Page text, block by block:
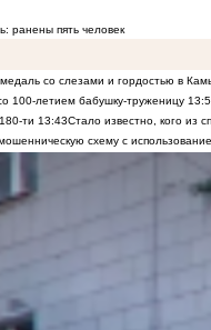
ранены пять человек
со слезами и гордостью в
100-летием бабушку-труженицу
ти 13:43Стало известно, кого из
схему с